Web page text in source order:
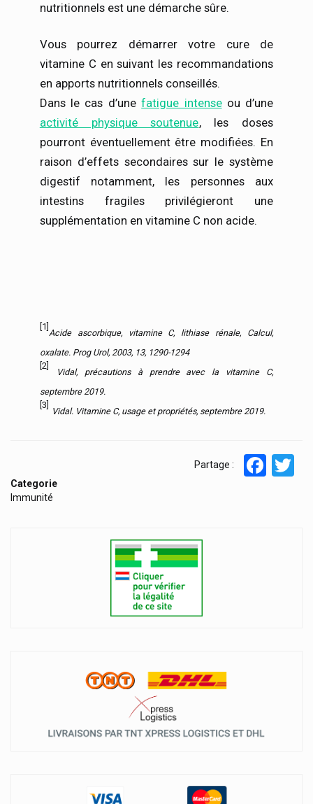
nutritionnels est une démarche sûre.
Vous pourrez démarrer votre cure de
vitamine C en suivant les recommandations
en apports nutritionnels conseillés.
Dans le cas d’unefatigue intenseou d’une
activité physique soutenue, les doses
pourront éventuellement être modifiées. En
raison d’effets secondaires sur le système
digestif notamment, les personnes aux
intestins fragiles privilégieront une
supplémentation en vitamine C non acide.
[1]
Acide ascorbique, vitamine C, lithiase rénale, Calcul,
oxalate. Prog Urol, 2003, 13, 1290-1294
[2]
Vidal, précautions à prendre avec la vitamine C,
septembre 2019.
[3]
Vidal. Vitamine C, usage et propriétés, septembre 2019.
Partage :
Categorie
Immunité